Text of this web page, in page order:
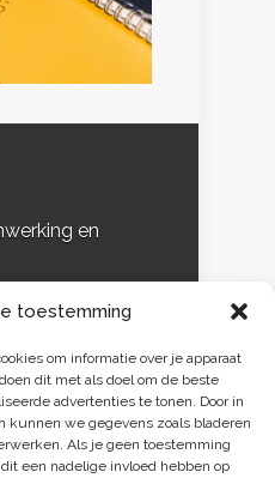
toestemming
om informatie over je apparaat
dit met als doel om de beste
advertenties te tonen. Door in
we gegevens zoals bladeren
Als je geen toestemming
een nadelige invloed hebben op
en